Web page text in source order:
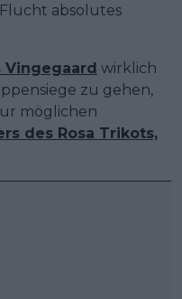
absolutes
Vingegaard wirklich
zu gehen,
möglichen
des Rosa Trikots,